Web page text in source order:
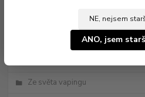
NE, nejsem
ANO, jsem
Ze světa vapingu